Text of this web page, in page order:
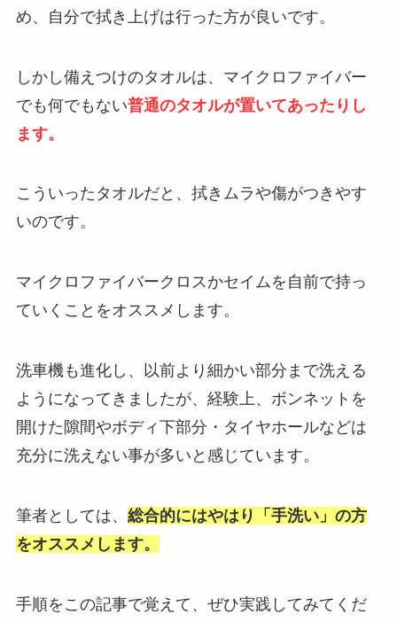
め、自分で拭き上げは行った方が良いです。
しかし備えつけのタオルは、マイクロファイバー
でも何でもない普通のタオルが置いてあったりし
ます。
こういったタオルだと、拭きムラや傷がつきやす
いのです。
マイクロファイバークロスかセイムを自前で持っ
ていくことをオススメします。
洗車機も進化し、以前より細かい部分まで洗える
ようになってきましたが、経験上、ボンネットを
開けた隙間やボディ下部分・タイヤホールなどは
充分に洗えない事が多いと感じています。
筆者としては、 総合的にはやはり「手洗い」の方
をオススメします。
手順をこの記事で覚えて、ぜひ実践してみてくだ